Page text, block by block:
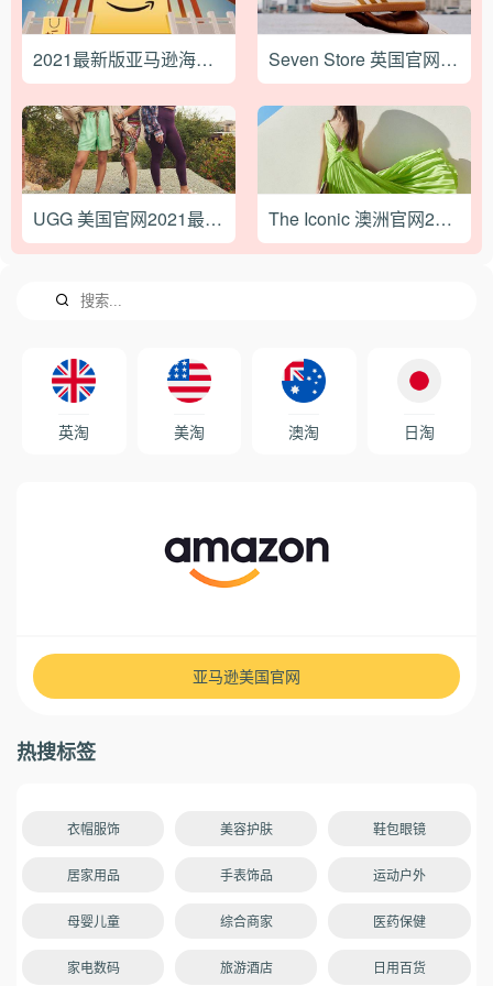
2021最新版亚马逊海外购下单攻略教程 Seven Store 英国官网最新海淘攻略教程
UGG 美国官网2021最新海淘攻略 The Iconic 澳洲官网2023最新海淘下单教程
英淘 美淘 澳淘 日淘
亚马逊美国官网
热搜标签
衣帽服饰 美容护肤 鞋包眼镜
居家用品 手表饰品 运动户外
母婴儿童 综合商家 医药保健
家电数码 旅游酒店 日用百货